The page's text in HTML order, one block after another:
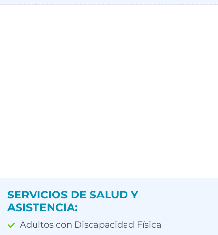
SERVICIOS DE SALUD Y
ASISTENCIA:
Adultos con Discapacidad Física